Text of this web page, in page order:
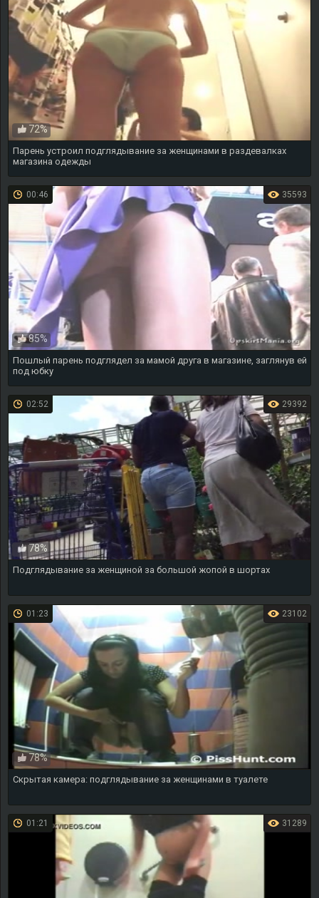
72%
Парень устроил подглядывание за женщинами в раздевалках
магазина одежды
35593
00:46
85%
Пошлый парень подглядел за мамой друга в магазине, заглянув ей
под юбку
29392
02:52
78%
Подглядывание за женщиной за большой жопой в шортах
23102
01:23
78%
Скрытая камера: подглядывание за женщинами в туалете
31289
01:21